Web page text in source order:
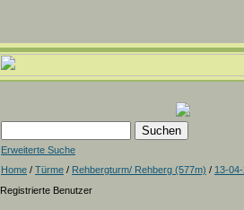
Erweiterte Suche
Home / Türme / Rehbergturm/ Rehberg (577m) / 13-
Registrierte Benutzer